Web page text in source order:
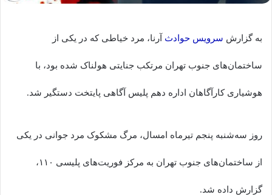
به گزارش سرویس حوادث آرنا، مرد خیاطی که در یکی از
ساختمان‌های جنوب تهران مرتکب جنایتی هولناک شده بود، با
هوشیاری کارآگاهان اداره دهم پلیس آگاهی پایتخت دستگیر شد.
روز سه‌شنبه پنجم تیرماه امسال، مرگ مشکوک مرد جوانی در یکی
از ساختمان‌های جنوب تهران به مرکز فوریت‌های پلیسی ۱۱۰،
گزارش داده شد.